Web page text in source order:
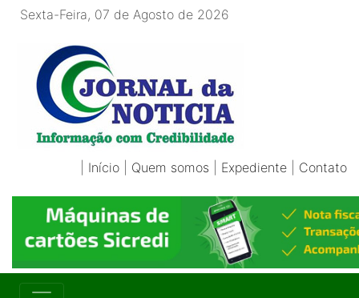
Sexta-Feira, 07 de Agosto de 2026
Início Quem somos Expediente Contato